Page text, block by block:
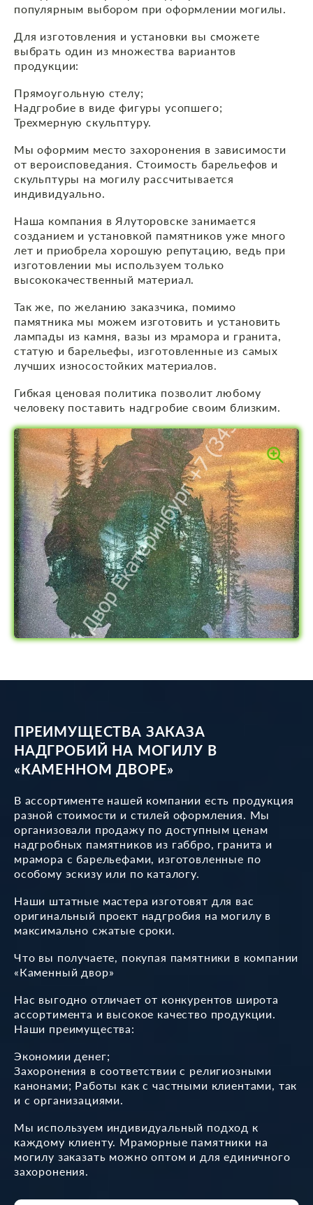
популярным выбором при оформлении могилы.
Для изготовления и установки вы сможете
выбрать один из множества вариантов
продукции:‍
Прямоугольную стелу;
Надгробие в виде фигуры усопшего;
Трехмерную скульптуру.
Мы оформим место захоронения в зависимости
от вероисповедания. Стоимость барельефов и
скульптуры на могилу рассчитывается
индивидуально.
Наша компания в Ялуторовске занимается
созданием и установкой памятников уже много
лет и приобрела хорошую репутацию, ведь при
изготовлении мы используем только
высококачественный материал.
Так же, по желанию заказчика, помимо
памятника мы можем изготовить и установить
лампады из камня, вазы из мрамора и гранита,
статую и барельефы, изготовленные из самых
лучших износостойких материалов.
Гибкая ценовая политика позволит любому
человеку поставить надгробие своим близким.
ПРЕИМУЩЕСТВА ЗАКАЗА
НАДГРОБИЙ НА МОГИЛУ В
«КАМЕННОМ ДВОРЕ»
В ассортименте нашей компании есть продукция
разной стоимости и стилей оформления. Мы
организовали продажу по доступным ценам
надгробных памятников из габбро, гранита и
мрамора с барельефами, изготовленные по
особому эскизу или по каталогу.
Наши штатные мастера изготовят для вас
оригинальный проект надгробия на могилу в
максимально сжатые сроки.
Что вы получаете, покупая памятники в компании
«Каменный двор»
Нас выгодно отличает от конкурентов широта
ассортимента и высокое качество продукции.
Наши преимущества:
Экономии денег;
Захоронения в соответствии с религиозными
канонами; Работы как с частными клиентами, так
и с организациями.
Мы используем индивидуальный подход к
каждому клиенту. Мраморные памятники на
могилу заказать можно оптом и для единичного
захоронения.